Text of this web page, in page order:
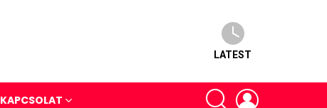
LATEST
KAPCSOLAT
SEARCH